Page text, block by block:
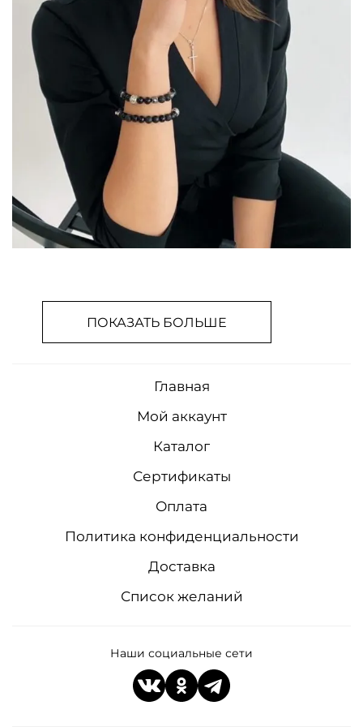
ПОКАЗАТЬ БОЛЬШЕ
Главная
Мой аккаунт
Каталог
Сертификаты
Оплата
Политика конфиденциальности
Доставка
Список желаний
Наши социальные сети